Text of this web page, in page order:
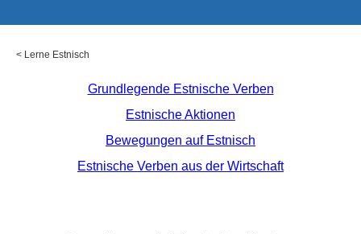
< Lerne Estnisch
Grundlegende Estnische Verben
Estnische Aktionen
Bewegungen auf Estnisch
Estnische Verben aus der Wirtschaft